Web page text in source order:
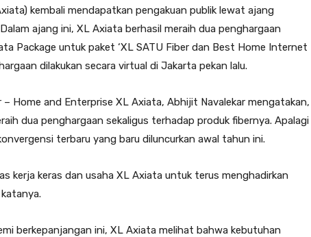
kembali mendapatkan pengakuan publik lewat ajang
ajang ini, XL Axiata berhasil meraih dua penghargaan
Package untuk paket ‘XL SATU Fiber dan Best Home Internet
dilakukan secara virtual di Jakarta pekan lalu.
– Home and Enterprise XL Axiata, Abhijit Navalekar mengatakan,
dua penghargaan sekaligus terhadap produk fibernya. Apalagi
terbaru yang baru diluncurkan awal tahun ini.
kerja keras dan usaha XL Axiata untuk terus menghadirkan
berkepanjangan ini, XL Axiata melihat bahwa kebutuhan